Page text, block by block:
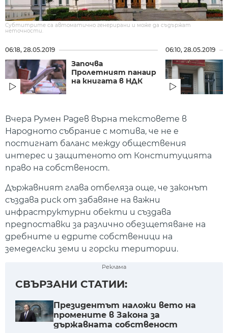
Субтитрите са автоматично генерирани и може да съдържат
неточности.
06:18, 28.05.2019
Започва
Пролетният панаир
на книгата в НДК
06:10, 28.05.2019
Вчера Румен Радев върна текстовете в
Народното събрание с мотива, че не е
постигнат баланс между обществения
интерес и защитеното от Конституцията
право на собственост.
Държавният глава отбеляза още, че законът
създава риск от забавяне на важни
инфраструктурни обекти и създава
предпоставки за различно обезщетяване на
дребните и едрите собственици на
земеделски земи и горски територии.
Реклама
СВЪРЗАНИ СТАТИИ:
​Президентът наложи вето на
промените в Закона за
държавната собственост